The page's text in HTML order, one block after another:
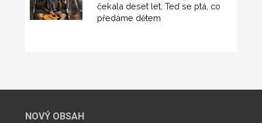
čekala deset let. Teď se ptá, co
předáme dětem
NOVÝ OBSAH